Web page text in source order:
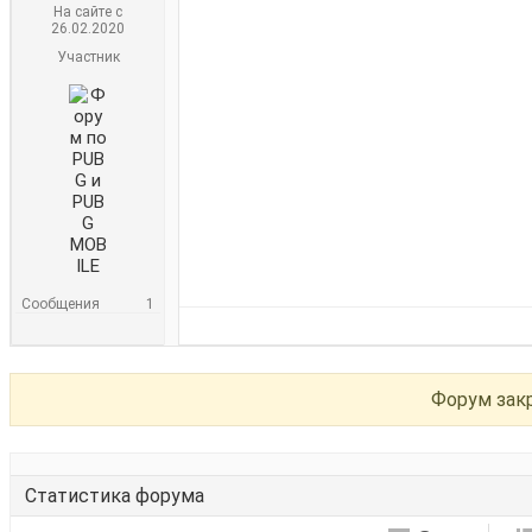
На сайте с
26.02.2020
Участник
Сообщения 1
Форум
Статистика форума